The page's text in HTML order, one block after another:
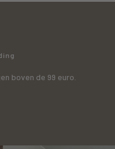
boven de 99 euro.